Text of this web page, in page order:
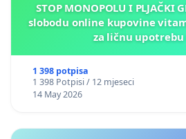
STOP MONOPOLU I PLJAČKI
slobodu online kupovine
za ličnu upotrebu
1 398 potpisa
1 398 Potpisi / 12 mjeseci
14 May 2026